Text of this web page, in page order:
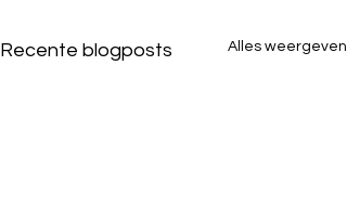
Recente blogposts Alles weergeven